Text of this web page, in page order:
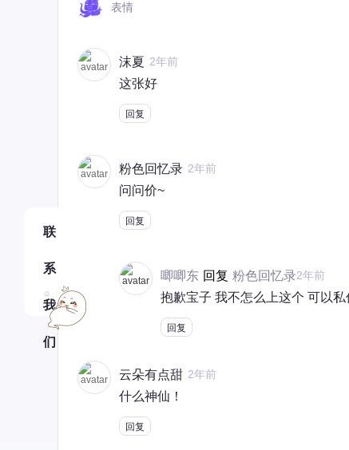
表情
沫夏 2年前
这张好
回复
粉色回忆录 2年前
问问价~
回复
唧唧东 回复 粉色回忆录2年前
抱歉宝子 我不怎么上这个 可以
回复
云朵有点甜 2年前
什么神仙！
回复
联
系
我
们